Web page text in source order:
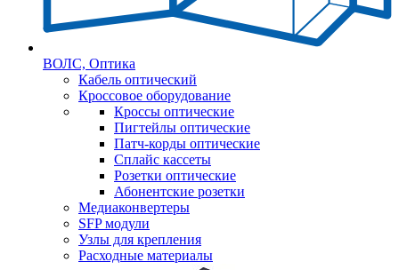
ВОЛС, Оптика
Кабель оптический
Кроссовое оборудование
Кроссы оптические
Пигтейлы оптические
Патч-корды оптические
Сплайс кассеты
Розетки оптические
Абонентские розетки
Медиаконвертеры
SFP модули
Узлы для крепления
Расходные материалы